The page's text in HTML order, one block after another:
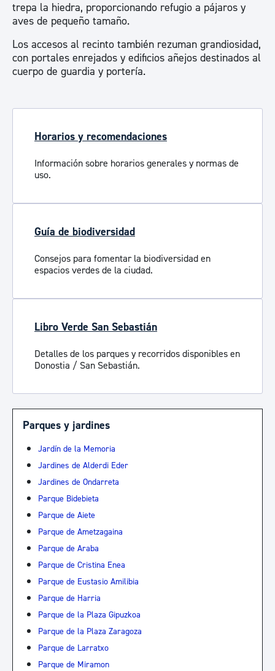
trepa la hiedra, proporcionando refugio a pájaros y
aves de pequeño tamaño.
Los accesos al recinto también rezuman grandiosidad,
con portales enrejados y edificios añejos destinados al
cuerpo de guardia y portería.
Horarios y recomendaciones
Información sobre horarios generales y normas de
uso.
Guía de biodiversidad
Consejos para fomentar la biodiversidad en
espacios verdes de la ciudad.
Libro Verde San Sebastián
Detalles de los parques y recorridos disponibles en
Donostia / San Sebastián.
Parques y jardines
Jardín de la Memoria
Jardines de Alderdi Eder
Jardines de Ondarreta
Parque Bidebieta
Parque de Aiete
Parque de Ametzagaina
Parque de Araba
Parque de Cristina Enea
Parque de Eustasio Amilibia
Parque de Harria
Parque de la Plaza Gipuzkoa
Parque de la Plaza Zaragoza
Parque de Larratxo
Parque de Miramon